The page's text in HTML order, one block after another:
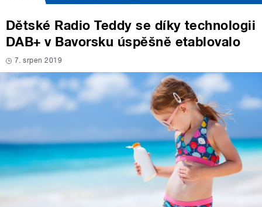
Dětské Radio Teddy se díky technologii
DAB+ v Bavorsku úspěšně etablovalo
7. srpen 2019